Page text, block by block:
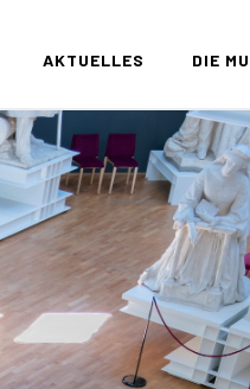
AKTUELLES DIE